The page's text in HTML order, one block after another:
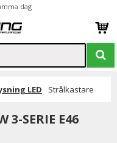
dag
LED Strålkastare
3-SERIE E46